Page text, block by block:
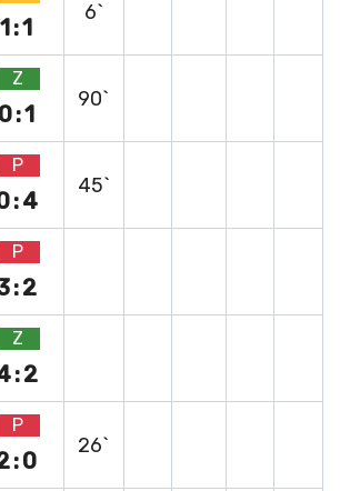
1:1
6`
Z
0:1
90`
P
45`
P
Z
P
26`